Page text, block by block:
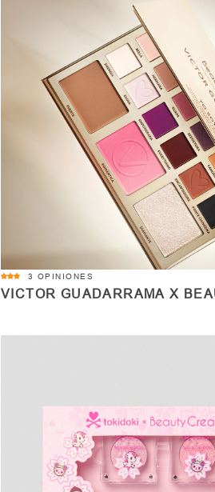
3.7
star
3 OPINIONES
VICTOR GUADARRAMA X
COMPRAR